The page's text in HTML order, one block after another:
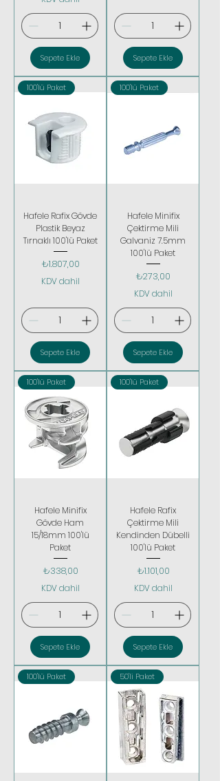
Sepete Ekle Sepete Ekle
100'lü Paket
Hafele Rafix Gövde
Plastik Beyaz
Tırnaklı 100'lü Paket
Fiyat
₺1.807,00
KDV dahil
Sepete Ekle
100'lü Paket
Hafele Minifix
Çektirme Mili
Galvaniz 7.5mm
100'lü Paket
Fiyat
₺273,00
KDV dahil
Sepete Ekle
100'lü Paket
Hafele Minifix
Gövde Ham
15/18mm 100'lü
Paket
Fiyat
₺338,00
KDV dahil
Sepete Ekle
100'lü Paket
Hafele Rafix
Çektirme Mili
Kendinden Dübelli
100'lü Paket
Fiyat
₺1.101,00
KDV dahil
Sepete Ekle
100'lü Paket 50'li Paket